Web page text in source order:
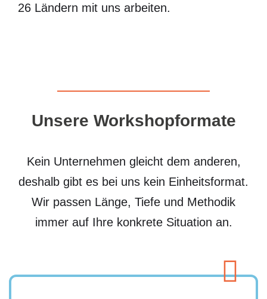
26 Ländern mit uns arbeiten.
Unsere Workshopformate
Kein Unternehmen gleicht dem anderen,
deshalb gibt es bei uns kein Einheitsformat.
Wir passen Länge, Tiefe und Methodik
immer auf Ihre konkrete Situation an.